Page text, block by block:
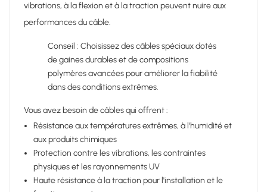
vibrations, à la flexion et à la traction peuvent nuire aux
performances du câble.
Conseil : Choisissez des câbles spéciaux dotés
de gaines durables et de compositions
polymères avancées pour améliorer la fiabilité
dans des conditions extrêmes.
Vous avez besoin de câbles qui offrent :
Résistance aux températures extrêmes, à l'humidité et
aux produits chimiques
Protection contre les vibrations, les contraintes
physiques et les rayonnements UV
Haute résistance à la traction pour l'installation et le